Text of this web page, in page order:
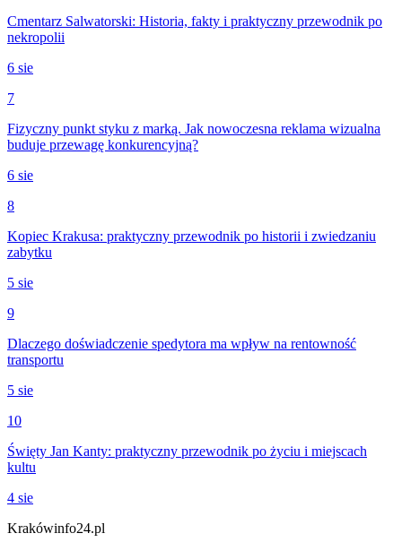
Cmentarz Salwatorski: Historia, fakty i praktyczny przewodnik po
nekropolii
6 sie
7
Fizyczny punkt styku z marką. Jak nowoczesna reklama wizualna
buduje przewagę konkurencyjną?
6 sie
8
Kopiec Krakusa: praktyczny przewodnik po historii i zwiedzaniu
zabytku
5 sie
9
Dlaczego doświadczenie spedytora ma wpływ na rentowność
transportu
5 sie
10
Święty Jan Kanty: praktyczny przewodnik po życiu i miejscach
kultu
4 sie
Krakówinfo24.pl